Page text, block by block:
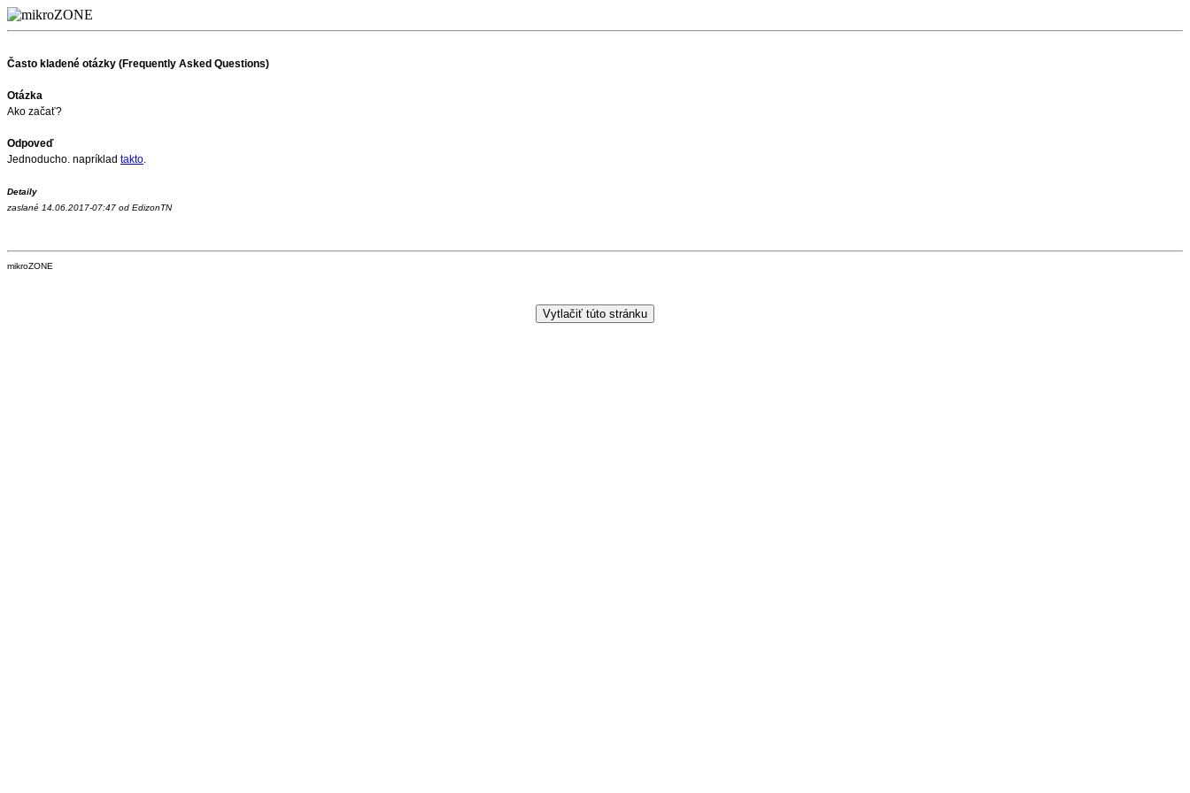
Často kladené otázky (Frequently Asked Questions)
Otázka
Ako začať?
Odpoveď
Jednoducho. napríklad takto.
Detaily
zaslané 14.06.2017-07:47 od EdizonTN
mikroZONE